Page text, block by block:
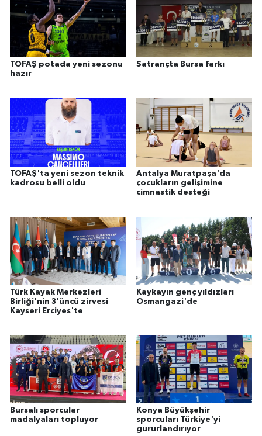
TOFAŞ potada yeni sezonu
hazır
Satrançta Bursa farkı
TOFAŞ'ta yeni sezon teknik
kadrosu belli oldu
Antalya Muratpaşa'da
çocukların gelişimine
cimnastik desteği
Türk Kayak Merkezleri
Birliği'nin 3'üncü zirvesi
Kayseri Erciyes'te
Kaykayın genç yıldızları
Osmangazi'de
Bursalı sporcular
madalyaları topluyor
Konya Büyükşehir
sporcuları Türkiye'yi
gururlandırıyor